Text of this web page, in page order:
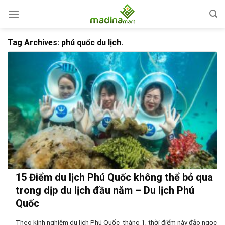
Tag Archives: phú quốc du lịch.
15 Điểm du lịch Phú Quốc không thể bỏ qua
trong dịp du lịch đầu năm – Du lịch Phú
Quốc
Theo kinh nghiệm du lịch Phú Quốc tháng 1, thời điểm này đảo ngọc